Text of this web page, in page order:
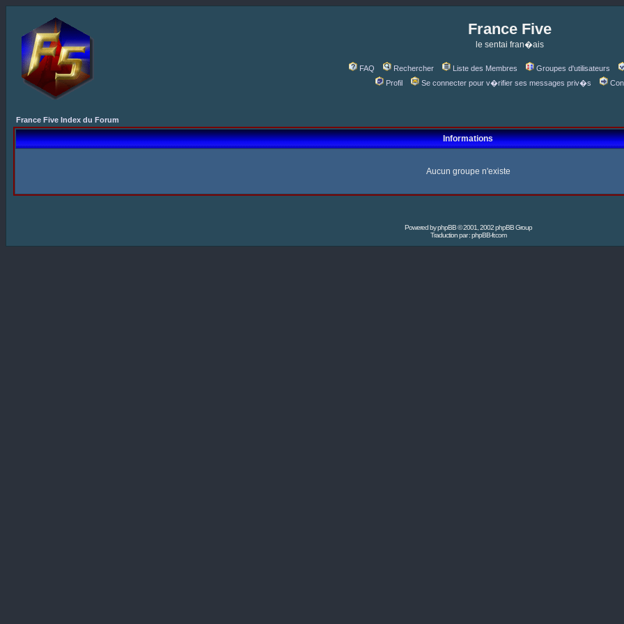
France Five
le sentai fran�ais
FAQ Rechercher Liste des Membres Groupes d'utilisateurs
Profil
Se connecter pour v�rifier ses messages priv�s
France Five Index du Forum
Informations
Aucun groupe n'existe
Powered byphpBB© 2001, 2002 phpBB Group
Traduction par :phpBB-fr.com